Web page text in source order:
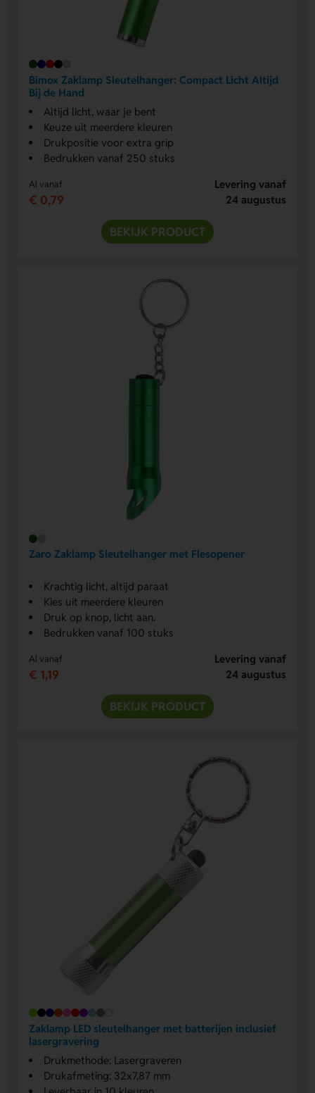
Bimox Zaklamp Sleutelhanger: Compact Licht Altijd
Bij de Hand
Altijd licht, waar je bent
Keuze uit meerdere kleuren
Drukpositie voor extra grip
Bedrukken vanaf 250 stuks
Al vanaf
€ 0,79
Levering vanaf
24 augustus
BEKIJK PRODUCT
Zaro Zaklamp Sleutelhanger met Flesopener
Krachtig licht, altijd paraat
Kies uit meerdere kleuren
Druk op knop, licht aan.
Bedrukken vanaf 100 stuks
Al vanaf
€ 1,19
Levering vanaf
24 augustus
BEKIJK PRODUCT
Zaklamp LED sleutelhanger met batterijen inclusief
lasergravering
Drukmethode: Lasergraveren
Drukafmeting: 32x7,87 mm